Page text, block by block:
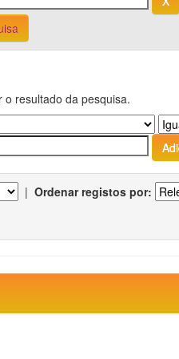
o resultado da pesquisa.
| Ordenar registos por: